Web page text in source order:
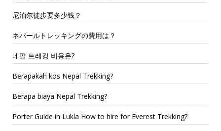
尼泊尔徒步要多少钱？
ネパールトレッキングの費用は？
네팔 트레킹 비용은?
Berapakah kos Nepal Trekking?
Berapa biaya Nepal Trekking?
Porter Guide in Lukla How to hire for Everest Trekking?